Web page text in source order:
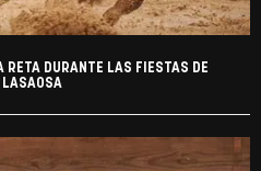
RETA DURANTE LAS FIESTAS DE